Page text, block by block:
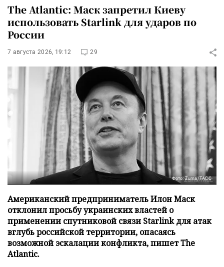
The Atlantic: Маск запретил Киеву
использовать Starlink для ударов по
России
7 августа 2026, 19:12 29
Фото: Zuma/ТАСС
Американский предприниматель Илон Маск
отклонил просьбу украинских властей о
применении спутниковой связи Starlink для атак
вглубь российской территории, опасаясь
возможной эскалации конфликта, пишет The
Atlantic.